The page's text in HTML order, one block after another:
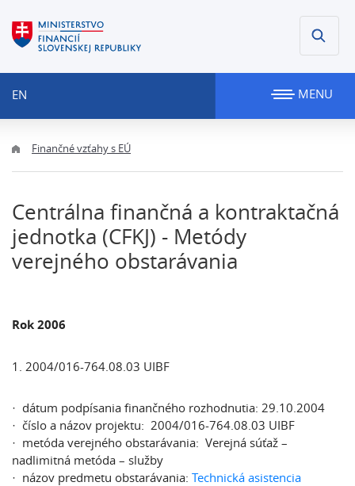
EN MENU
Finančné vzťahy s EÚ
Centrálna finančná a kontraktačná
jednotka (CFKJ) - Metódy
verejného obstarávania
Rok 2006
1. 2004/016-764.08.03 UIBF
· dátum podpísania finančného rozhodnutia: 29.10.2004
· číslo a názov projektu: 2004/016-764.08.03 UIBF
· metóda verejného obstarávania: Verejná súťaž –
nadlimitná metóda – služby
· názov predmetu obstarávania: Technická asistencia